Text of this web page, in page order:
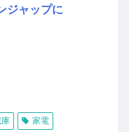
ジャップに
家電